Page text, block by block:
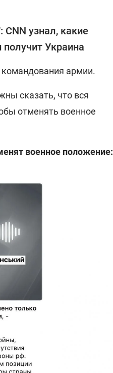
узнал, какие
получит Украина
командования армии.
сказать, что вся
отменять военное
военное положение: